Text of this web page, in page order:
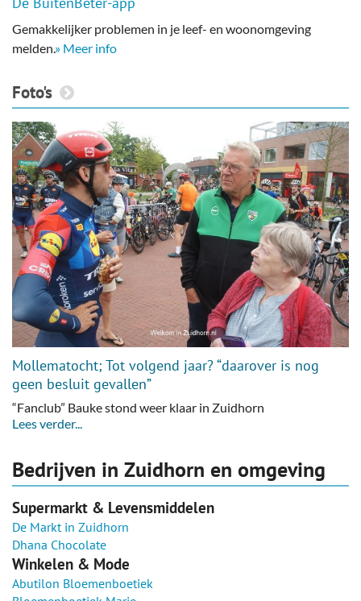
Gemakkelijker problemen in je leef- en woonomgeving
melden.» Meer info
Foto's
Mollematocht; Tot volgend jaar? “daarover is nog
geen besluit gevallen”
“Fanclub” Bauke stond weer klaar in Zuidhorn
Lees verder...
Bedrijven in Zuidhorn en omgeving
Supermarkt & Levensmiddelen
De Markt in Zuidhorn
Dhana Chocolate
Winkelen & Mode
Abutilon Bloemenboetiek